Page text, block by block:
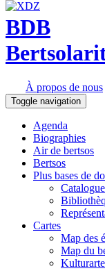
BDB
À propos de nous
Toggle navigation
Agenda
Biographies
Air de bertsos
Bertsos
Plus bases de
Cartes
Map des
Map du